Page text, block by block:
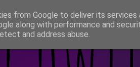
from Google to deliver its
along with performance and
and address abuse.